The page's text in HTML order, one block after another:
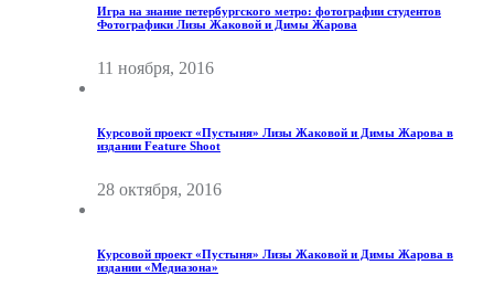
Игра на знание петербургского метро: фотографии студентов
Фотографики Лизы Жаковой и Димы Жарова
11 ноября, 2016
Курсовой проект «Пустыня» Лизы Жаковой и Димы Жарова в
издании Feature Shoot
28 октября, 2016
Курсовой проект «Пустыня» Лизы Жаковой и Димы Жарова в
издании «Медиазона»